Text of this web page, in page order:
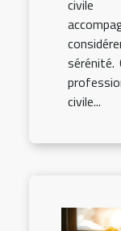
civile
sérénité.
civile...